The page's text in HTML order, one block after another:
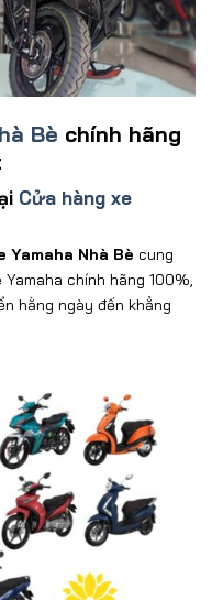
Bè chính hãng
Cửa hàng xe
Yamaha Nhà Bè cung
Yamaha chính hãng 100%,
hằng ngày đến khẳng